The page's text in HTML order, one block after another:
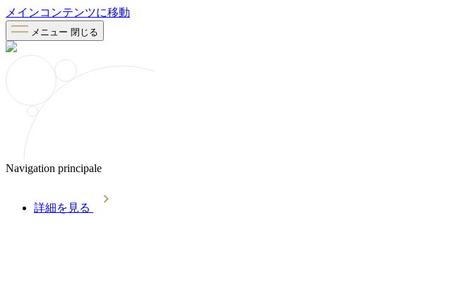
メインコンテンツに移動
メニュー 閉じる
Navigation principale
詳細を見る